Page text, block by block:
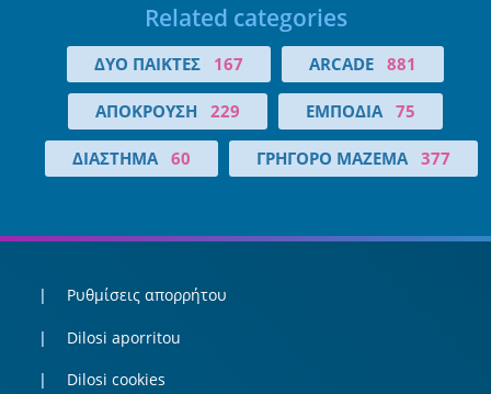
Related categories
ΔΎΟ ΠΑΊΚΤΕΣ 167 ARCADE 881
ΑΠΌΚΡΟΥΣΗ 229 ΕΜΠΌΔΙΑ 75
ΔΙΆΣΤΗΜΑ 60 ΓΡΉΓΟΡΟ ΜΆΖΕΜΑ 377
Ρυθμίσεις απορρήτου
Dilosi aporritou
Dilosi cookies